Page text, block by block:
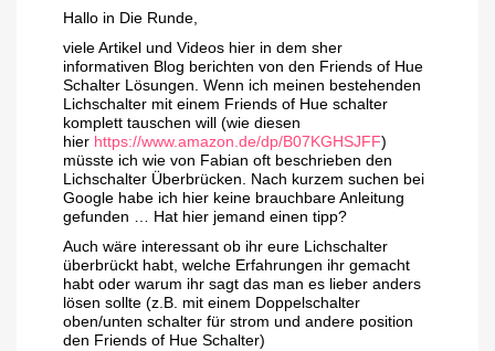
Hallo in Die Runde,
viele Artikel und Videos hier in dem sher
informativen Blog berichten von den Friends of Hue
Schalter Lösungen. Wenn ich meinen bestehenden
Lichschalter mit einem Friends of Hue schalter
komplett tauschen will (wie diesen
hier https://www.amazon.de/dp/B07KGHSJFF)
müsste ich wie von Fabian oft beschrieben den
Lichschalter Überbrücken. Nach kurzem suchen bei
Google habe ich hier keine brauchbare Anleitung
gefunden … Hat hier jemand einen tipp?
Auch wäre interessant ob ihr eure Lichschalter
überbrückt habt, welche Erfahrungen ihr gemacht
habt oder warum ihr sagt das man es lieber anders
lösen sollte (z.B. mit einem Doppelschalter
oben/unten schalter für strom und andere position
den Friends of Hue Schalter)